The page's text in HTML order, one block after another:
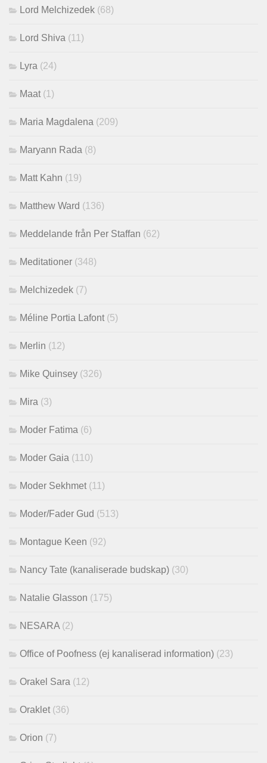
Lord Melchizedek (68)
Lord Shiva (11)
Lyra (24)
Maat (1)
Maria Magdalena (209)
Maryann Rada (8)
Matt Kahn (19)
Matthew Ward (136)
Meddelande från Per Staffan (62)
Meditationer (348)
Melchizedek (7)
Méline Portia Lafont (5)
Merlin (12)
Mike Quinsey (326)
Mira (3)
Moder Fatima (6)
Moder Gaia (110)
Moder Sekhmet (11)
Moder/Fader Gud (513)
Montague Keen (92)
Nancy Tate (kanaliserade budskap) (30)
Natalie Glasson (175)
NESARA (2)
Office of Poofness (ej kanaliserad information) (23)
Orakel Sara (12)
Oraklet (36)
Orion (7)